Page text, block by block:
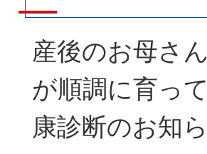
産後のお母さ
が順調に育っ
康診断のお知